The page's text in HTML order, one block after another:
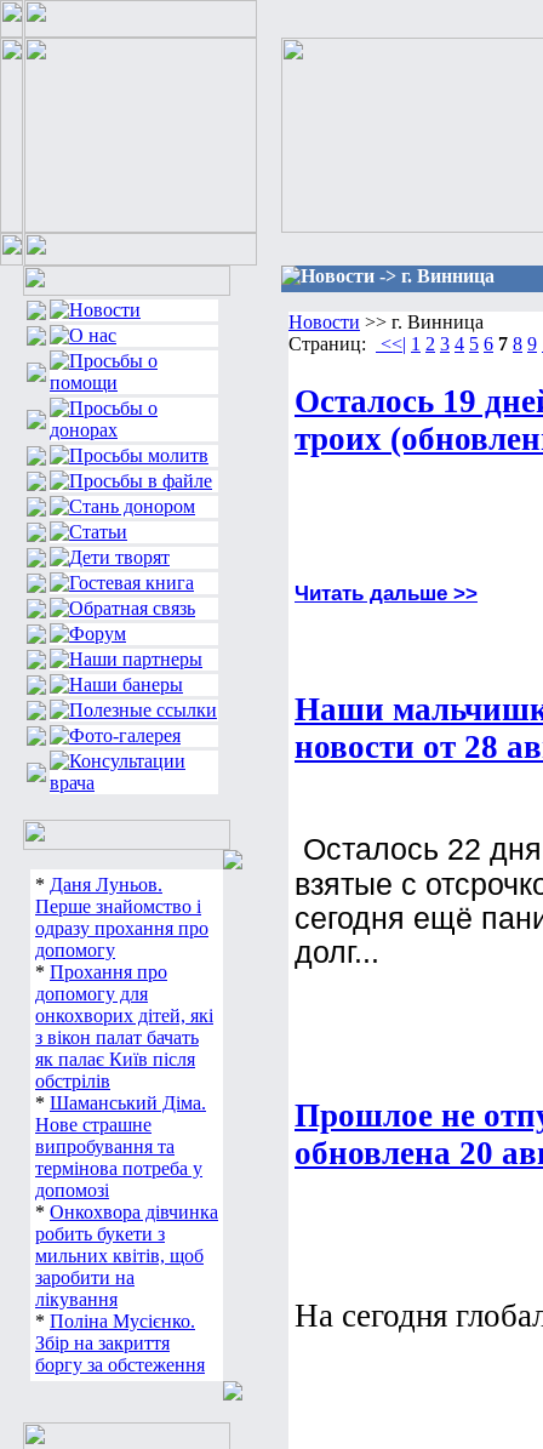
* Даня Луньов.
Перше знайомство і
одразу прохання про
допомогу
* Прохання про
допомогу для
онкохворих дітей, які
з вікон палат бачать
як палає Київ після
обстрілів
* Шаманський Діма.
Нове страшне
випробування та
термінова потреба у
допомозі
* Онкохвора дівчинка
робить букети з
мильних квітів, щоб
заробити на
лікування
* Поліна Мусієнко.
Збір на закриття
боргу за обстеження
Новости -> г. Винница
Новости >> г. Винница
Страниц:
<<| 1 2 3 4 5 6 7 8 9
Осталось 19
троих
Читать дальше >>
Наши
новости от 28
Осталось 22
взятые с
сегодня ещё
долг...
Прошлое не
обновлена 20
На сегодня